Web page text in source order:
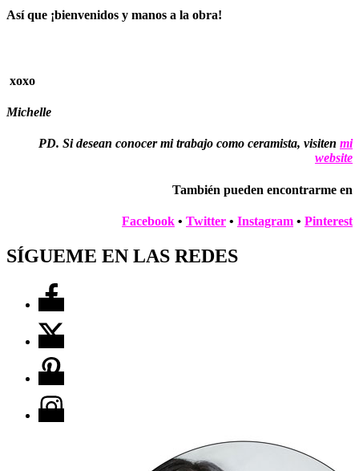
Así que ¡bienvenidos y manos a la obra!
xoxo
Michelle
PD. Si desean conocer mi trabajo como ceramista, visiten mi
website
También pueden encontrarme en
Facebook • Twitter • Instagram • Pinterest
SÍGUEME EN LAS REDES